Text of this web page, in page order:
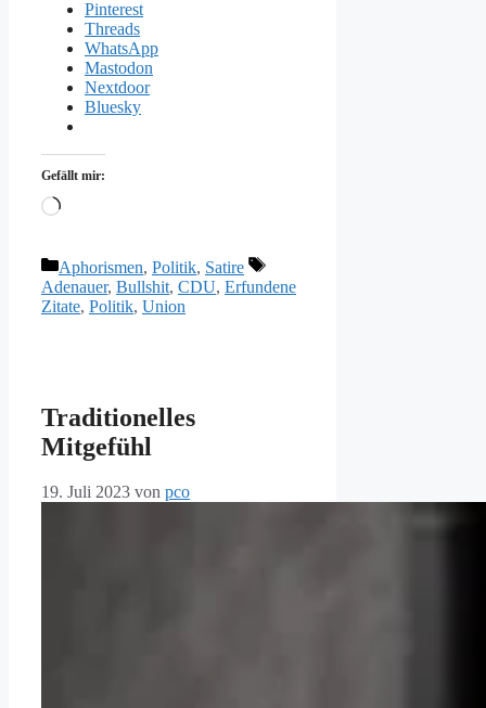
Pinterest
Threads
WhatsApp
Mastodon
Nextdoor
Bluesky
Gefällt mir:
Wird
Kategorien
Aphorismen, Politik, Satire
Schlagwörter
Adenauer, Bullshit, CDU, Erfundene
Zitate, Politik, Union
Traditionelles
Mitgefühl
19. Juli 2023 von pco